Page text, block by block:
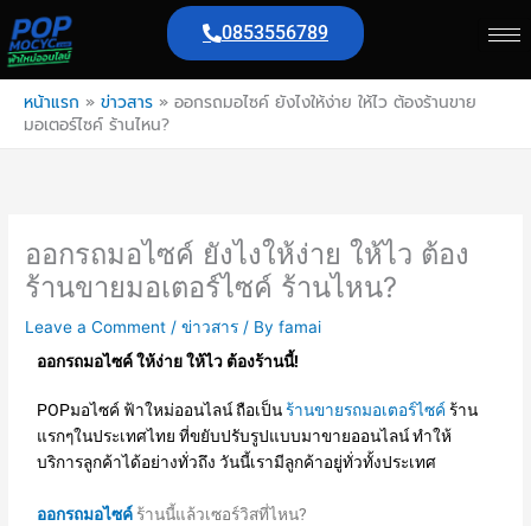
to
content
0853556789
หน้าแรก » ข่าวสาร » ออกรถมอไซค์ ยังไงให้ง่าย ให้ไว ต้องร้านขาย
มอเตอร์ไซค์ ร้านไหน?
ออกรถมอไซค์ ยังไงให้ง่าย ให้ไว ต้อง
ร้านขายมอเตอร์ไซค์ ร้านไหน?
Leave a Comment /ข่าวสาร / Byfamai
ออกรถมอไซค์ ให้ง่าย ให้ไว ต้องร้านนี้!
POPมอไซค์ ฟ้าใหม่ออนไลน์ ถือเป็นร้านขายรถมอเตอร์ไซค์ ร้าน
แรกๆในประเทศไทย ที่ขยับปรับรูปแบบมาขายออนไลน์ ทำให้
บริการลูกค้าได้อย่างทั่วถึง วันนี้เรามีลูกค้าอยู่ทั่วทั้งประเทศ
ออกรถมอไซค์ ร้านนี้แล้วเซอร์วิสที่ไหน?